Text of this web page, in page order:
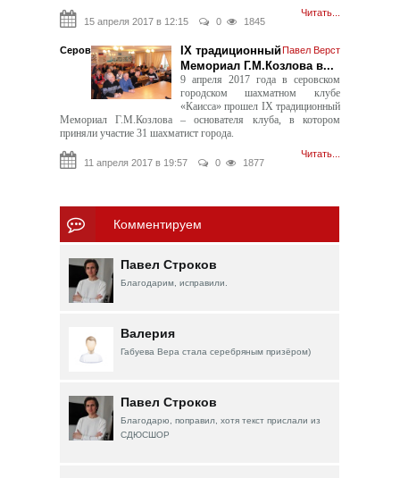
15 апреля 2017 в 12:15 0 1845
Читать...
Серов Павел Верст
IX традиционный
Мемориал Г.М.Козлова в...
9 апреля 2017 года в серовском
городском шахматном клубе
«Каисса» прошел IX традиционный
Мемориал Г.М.Козлова – основателя клуба, в котором
приняли участие 31 шахматист города.
11 апреля 2017 в 19:57 0 1877
Читать...
Комментируем
Павел Строков
Благодарим, исправили.
Валерия
Габуева Вера стала серебряным призёром)
Павел Строков
Благодарю, поправил, хотя текст прислали из
СДЮСШОР